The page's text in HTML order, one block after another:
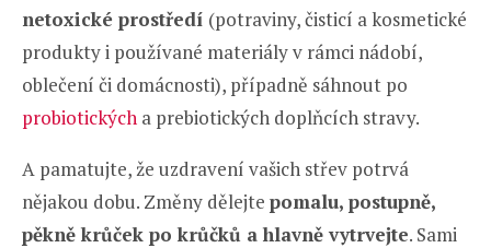
netoxické prostředí (potraviny, čisticí a kosmetické
produkty i používané materiály v rámci nádobí,
oblečení či domácnosti), případně sáhnout po
probiotických a prebiotických doplňcích stravy.
A pamatujte, že uzdravení vašich střev potrvá
nějakou dobu. Změny dělejte pomalu, postupně,
pěkně krůček po krůčků a hlavně vytrvejte. Sami